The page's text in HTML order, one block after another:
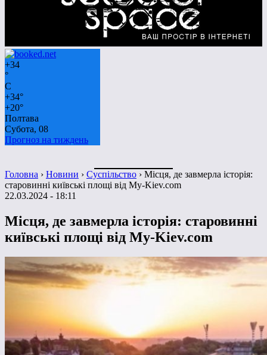
+34
°
C
+34°
+20°
Полтава
Субота, 08
Прогноз на тиждень
Головна › Новини › Суспільство › Місця, де завмерла історія:
старовинні київські площі від My-Kiev.com
22.03.2024 - 18:11
Місця, де завмерла історія: старовинні
київські площі від My-Kiev.com